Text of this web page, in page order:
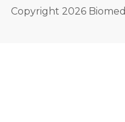
Copyright 2026 Biomed